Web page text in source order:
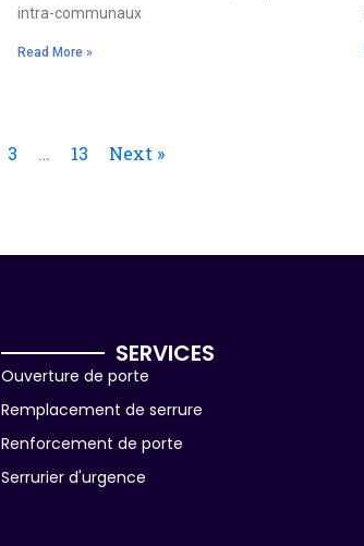
intra-communaux
Read More »
3 … 13 Next »
SERVICES
Ouverture de porte
Remplacement de serrure
Renforcement de porte
Serrurier d'urgence